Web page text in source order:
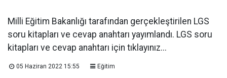
Milli Eğitim Bakanlığı tarafından gerçekleştirilen LGS
soru kitapları ve cevap anahtarı yayımlandı. LGS soru
kitapları ve cevap anahtarı için tıklayınız...
05 Haziran 2022 15:55 Eğitim